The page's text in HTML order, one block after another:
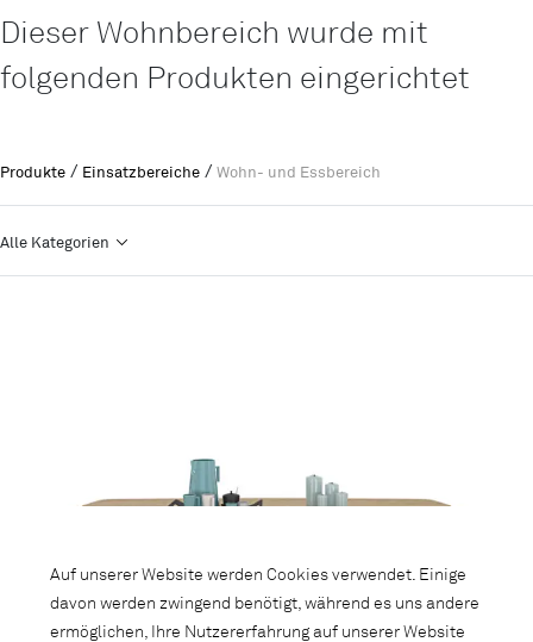
Dieser Wohnbereich wurde mit
folgenden Produkten eingerichtet
Produkte / Einsatzbereiche / Wohn- und Essbereich
Alle Kategorien
Auf unserer Website werden Cookies verwendet. Einige
davon werden zwingend benötigt, während es uns andere
ermöglichen, Ihre Nutzererfahrung auf unserer Website